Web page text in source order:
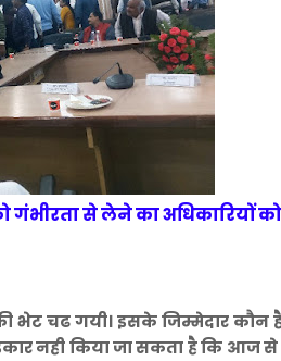
गंभीरता से लेने का अधिकारियों को
की भेट चढ गयी। इसके जिम्मेदार
नही किया जा सकता है कि आज से